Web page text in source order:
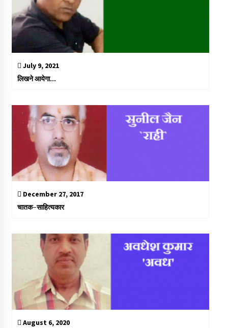
July 9, 2021
लिखने आयेगा…
December 27, 2017
चातक-साहित्यकार
August 6, 2020